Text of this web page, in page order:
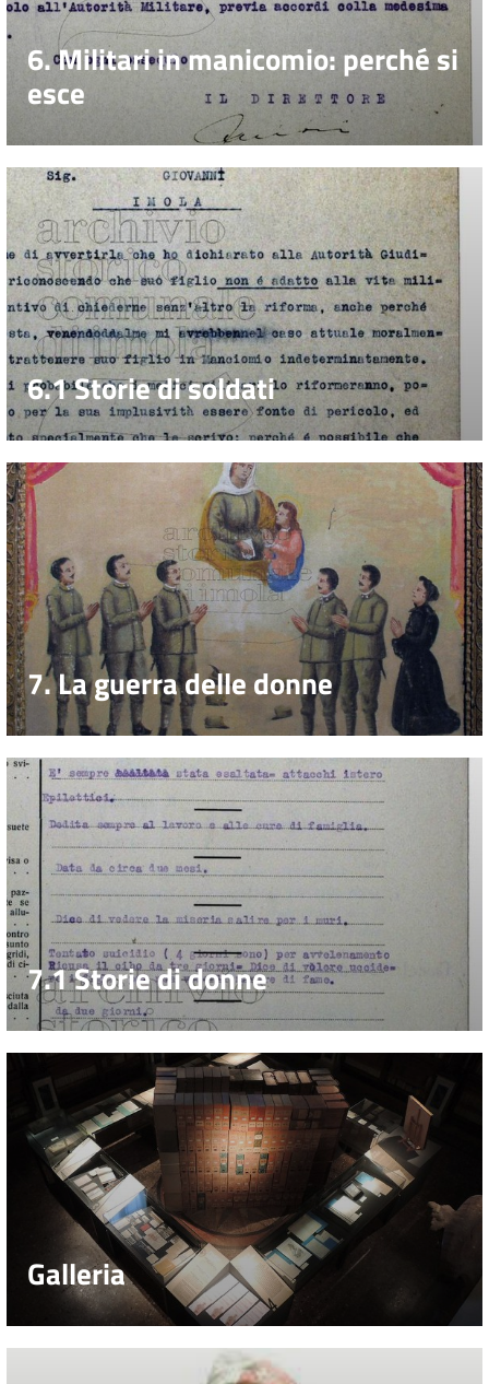
6. Militari in manicomio: perché si
esce
6.1 Storie di soldati
7. La guerra delle donne
7.1 Storie di donne
Galleria